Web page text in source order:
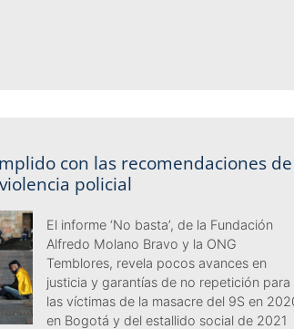
con las recomendaciones de
policial
El informe ‘No basta’, de la Fundación
Alfredo Molano Bravo y la ONG
Temblores, revela pocos avances en
justicia y garantías de no repetición para
las víctimas de la masacre del 9S en
en Bogotá y del estallido social de 2021